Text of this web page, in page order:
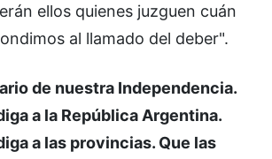
ellos quienes juzguen cuán
al llamado del deber".
de nuestra Independencia.
a la República Argentina.
a las provincias. Que las